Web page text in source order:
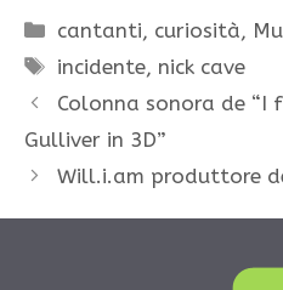
Categorie
cantanti, curiosità,
Tag
incidente, nick cave
Colonna sonora de “I
Gulliver in 3D”
Will.i.am produttore